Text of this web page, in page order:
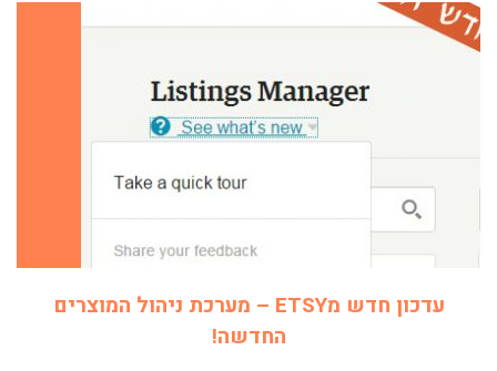
עדכון חדש מETSY – מערכת ניהול המוצרים
החדשה!